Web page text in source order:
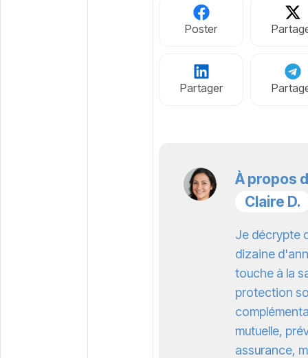
Poster
Partager
À propos
Claire D.
Je décrypte
dizaine
touche à la
protection
mutuelle,
assurance,